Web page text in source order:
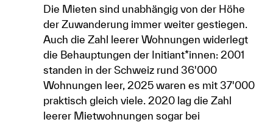
Die Mieten sind unabhängig von der Höhe
der Zuwanderung immer weiter gestiegen.
Auch die Zahl leerer Wohnungen widerlegt
die Behauptungen der Initiant*innen: 2001
standen in der Schweiz rund 36'000
Wohnungen leer, 2025 waren es mit 37'000
praktisch gleich viele. 2020 lag die Zahl
leerer Mietwohnungen sogar bei